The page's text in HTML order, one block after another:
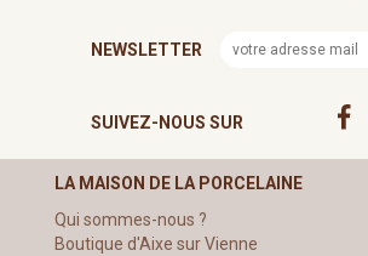
NEWSLETTER
SUIVEZ-NOUS SUR
LA MAISON DE LA PORCELAINE
Qui sommes-nous ?
Boutique d'Aixe sur Vienne